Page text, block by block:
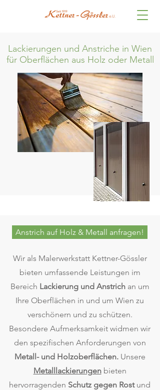
Lackierungen und Anstriche in Wien
für Oberflächen aus Holz oder Metall
Anstrich auf Holz & Metall anfragen!
Wir als Malerwerkstatt Kettner-Gössler
bieten umfassende Leistungen im
Bereich Lackierung und Anstrichan um
Ihre Oberflächen in und um Wien zu
verschönern und zu schützen.
Besondere Aufmerksamkeit widmen wir
den spezifischen Anforderungen von
Metall- und Holzoberflächen.Unsere
Metalllackierungenbieten
hervorragenden Schutz gegen Rostund